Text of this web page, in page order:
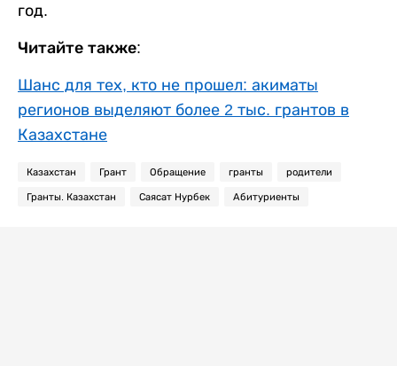
год.
Читайте также:
Шанс для тех, кто не прошел: акиматы
регионов выделяют более 2 тыс. грантов в
Казахстане
Казахстан Грант Обращение гранты родители
Гранты. Казахстан Саясат Нурбек Абитуриенты